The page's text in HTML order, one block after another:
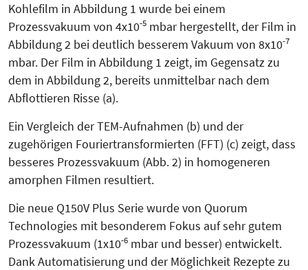
Kohlefilm in Abbildung 1 wurde bei einem
Prozessvakuum von 4x10-5 mbar hergestellt, der Film in
Abbildung 2 bei deutlich besserem Vakuum von 8x10-7
mbar. Der Film in Abbildung 1 zeigt, im Gegensatz zu
dem in Abbildung 2, bereits unmittelbar nach dem
Abflottieren Risse (a).
Ein Vergleich der TEM-Auf­nah­men (b) und der
zugehörigen Fourier­transformierten (FFT) (c) zeigt, dass
besseres Prozessvakuum (Abb. 2) in homogeneren
amorphen Fil­men resultiert.
Die neue Q150V Plus Serie wurde von Quorum
Technologies mit besonderem Fokus auf sehr gutem
Prozessvakuum (1x10-6 mbar und besser) entwickelt.
Dank Automatisierung und der Möglichkeit Rezepte zu